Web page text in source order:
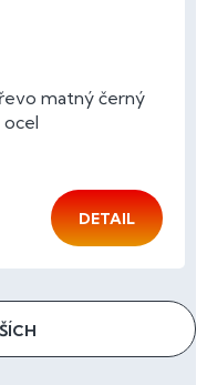
matný černý
ocel
DETAIL